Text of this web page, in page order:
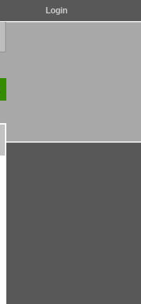
Login